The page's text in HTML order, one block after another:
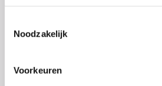
Noodzakelijk
Voorkeuren